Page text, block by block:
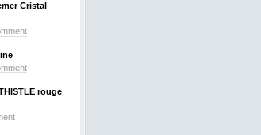
Cristal
rouge